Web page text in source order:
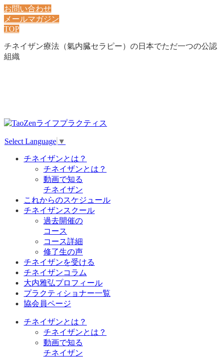
お問い合わせ
メールマガジン
TOP
チネイザン療法（氣内臓セラピー）の日本でただ一つの公認
組織
Select Language ▼
チネイザンとは？
チネイザンとは？
動画で知る
チネイザン
これからのスケジュール
チネイザンスクール
過去開催の
コース
コース詳細
修了生の声
チネイザンを受ける
チネイザンコラム
大内雅弘プロフィール
プラクティショナー一覧
協会員ページ
チネイザンとは？
チネイザンとは？
動画で知る
チネイザン